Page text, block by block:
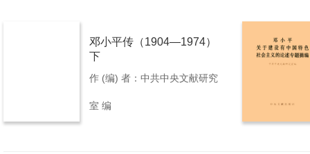
邓小平传（1904—1974）
下
作 (编) 者：中共中央文献研究
室 编